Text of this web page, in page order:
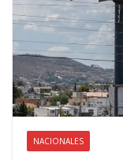
NACIONALES